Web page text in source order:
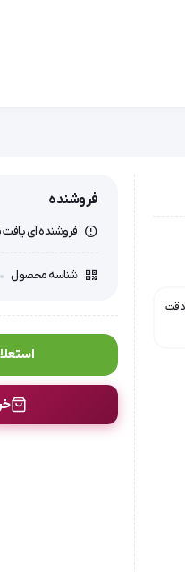
دقت
فروشنده
فروشنده ای
شناسه محصول